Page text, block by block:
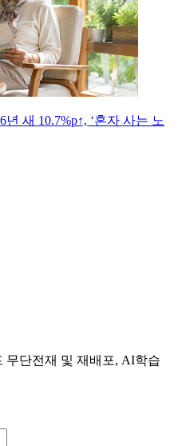
새 10.7%p↑, ‘혼자 사는 노
단전재 및 재배포, AI학습